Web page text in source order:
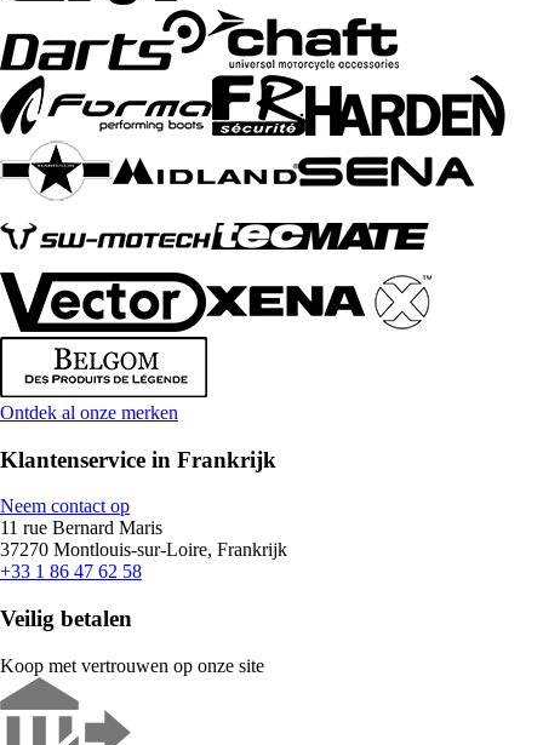
Ontdek al onze merken
Klantenservice in Frankrijk
Neem contact op
11 rue Bernard Maris
37270 Montlouis-sur-Loire, Frankrijk
+33 1 86 47 62 58
Veilig betalen
Koop met vertrouwen op onze site